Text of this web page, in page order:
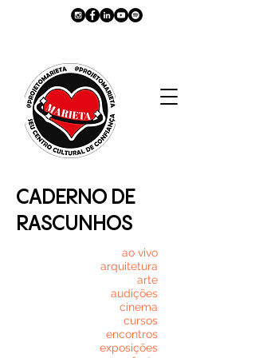
CADERNO DE
RASCUNHOS
ao vivo
arquitetura
arte
audições
cinema
cursos
encontros
exposições